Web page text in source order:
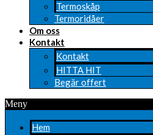
Termoskåp
Termoridåer
Om oss
Kontakt
Kontakt
HITTA HIT
Begär offert
Meny
Hem